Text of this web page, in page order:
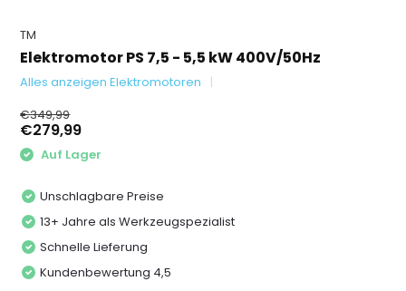
TM
Elektromotor PS 7,5 - 5,5 kW 400V/50Hz
Alles anzeigen Elektromotoren
€349,99
€279,99
Auf Lager
Unschlagbare Preise
13+ Jahre als Werkzeugspezialist
Schnelle Lieferung
Kundenbewertung 4,5